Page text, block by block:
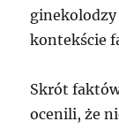
ginekolodzy
kontekście
Skrót
ocenili, że